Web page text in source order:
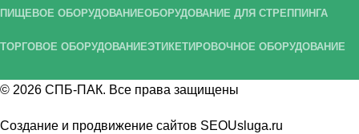
ПИЩЕВОЕ ОБОРУДОВАНИЕОБОРУДОВАНИЕ ДЛЯ СТРЕППИНГА
ТОРГОВОЕ ОБОРУДОВАНИЕЭТИКЕТИРОВОЧНОЕ ОБОРУДОВАНИЕ
© 2026 СПБ-ПАК. Все права защищены
Создание и продвижение сайтов SEOUsluga.ru